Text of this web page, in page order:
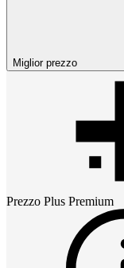
Miglior prezzo
Prezzo Plus Premium